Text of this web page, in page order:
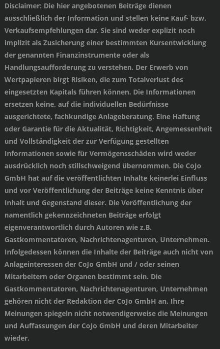
Disclaimer: Die hier angebotenen Beiträge dienen
ausschließlich der Information und stellen keine Kauf- bzw.
Verkaufsempfehlungen dar. Sie sind weder explizit noch
implizit als Zusicherung einer bestimmten Kursentwicklung
der genannten Finanzinstrumente oder als
Handlungsaufforderung zu verstehen. Der Erwerb von
Wertpapieren birgt Risiken, die zum Totalverlust des
eingesetzten Kapitals führen können. Die Informationen
ersetzen keine, auf die individuellen Bedürfnisse
ausgerichtete, fachkundige Anlageberatung. Eine Haftung
oder Garantie für die Aktualität, Richtigkeit, Angemessenheit
und Vollständigkeit der zur Verfügung gestellten
Informationen sowie für Vermögensschäden wird weder
ausdrücklich noch stillschweigend übernommen. Die CoJo
GmbH hat auf die veröffentlichten Inhalte keinerlei Einfluss
und vor Veröffentlichung der Beiträge keine Kenntnis über
Inhalt und Gegenstand dieser. Die Veröffentlichung der
namentlich gekennzeichneten Beiträge erfolgt
eigenverantwortlich durch Autoren wie z.B.
Gastkommentatoren, Nachrichtenagenturen, Unternehmen.
Infolgedessen können die Inhalte der Beiträge auch nicht von
Anlageinteressen der CoJo GmbH und / oder seinen
Mitarbeitern oder Organen bestimmt sein. Die
Gastkommentatoren, Nachrichtenagenturen, Unternehmen
gehören nicht der Redaktion der CoJo GmbH an. Ihre
Meinungen spiegeln nicht notwendigerweise die Meinungen
und Auffassungen der CoJo GmbH und deren Mitarbeiter
wieder.